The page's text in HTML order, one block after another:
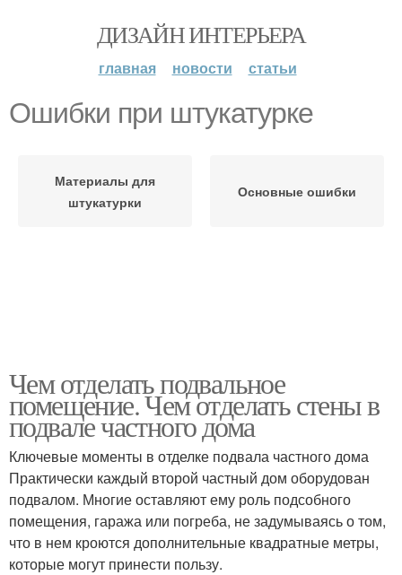
ДИЗАЙН ИНТЕРЬЕРА
главная новости статьи
Ошибки при штукатурке
Материалы для
штукатурки
Основные ошибки
Чем отделать подвальное
помещение. Чем отделать стены в
подвале частного дома
Ключевые моменты в отделке подвала частного дома
Практически каждый второй частный дом оборудован
подвалом. Многие оставляют ему роль подсобного
помещения, гаража или погреба, не задумываясь о том,
что в нем кроются дополнительные квадратные метры,
которые могут принести пользу.